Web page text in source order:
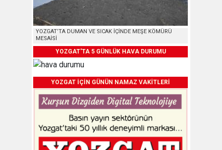
YOZGAT’TA DUMAN VE SICAK İÇİNDE MEŞE KÖMÜRÜ
MESAİSİ
YOZGAT'TA 5 GÜNLÜK HAVA DURUMU
YOZGAT İÇİN GÜNÜN NAMAZ VAKİTLERİ